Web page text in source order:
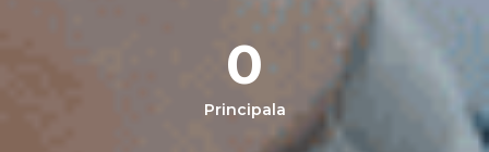
0
Principala